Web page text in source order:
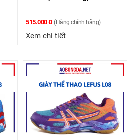
515.000 Đ (Hàng chính hãng)
Xem chi tiết